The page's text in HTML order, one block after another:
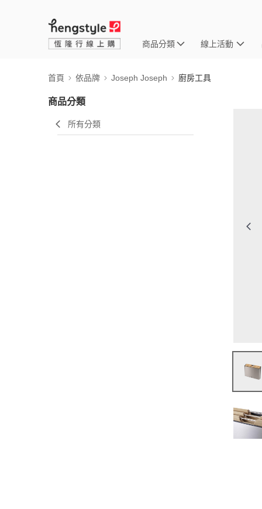
商品分類 線上活動
首頁 依品牌 Joseph Joseph 廚房工具
商品分類
所有分類